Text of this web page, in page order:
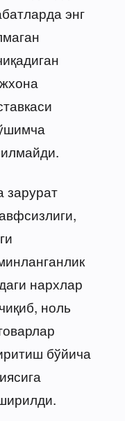
энг
зарурат
нархлар
ноль
бўйича